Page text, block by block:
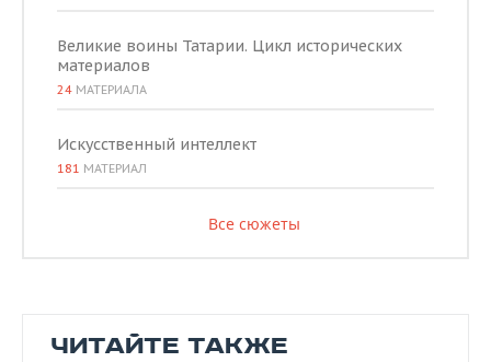
Великие воины Татарии. Цикл исторических
материалов
24 МАТЕРИАЛА
Искусственный интеллект
181 МАТЕРИАЛ
Все сюжеты
ЧИТАЙТЕ ТАКЖЕ